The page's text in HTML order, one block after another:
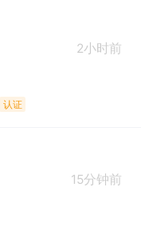
2小时前
认证
15分钟前